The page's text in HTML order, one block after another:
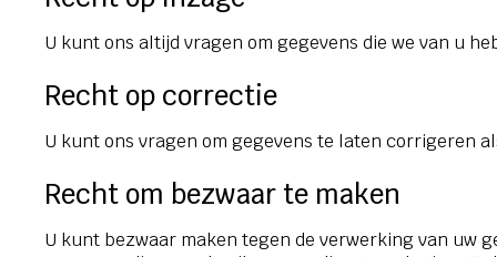
U kunt ons altijd vragen om gegevens die we van u
Recht op correctie
U kunt ons vragen om gegevens te laten corrigeren
Recht om bezwaar te maken
U kunt bezwaar maken tegen de verwerking van uw